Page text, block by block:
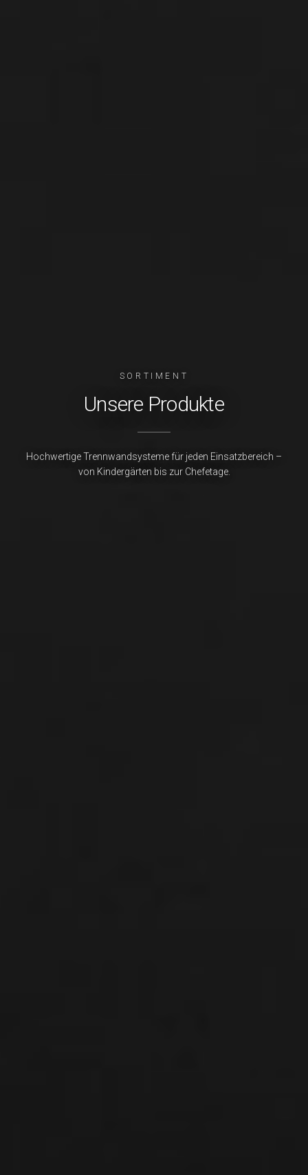
SORTIMENT
Unsere Produkte
Hochwertige Trennwandsysteme für jeden Einsatzbereich –
von Kindergärten bis zur Chefetage.